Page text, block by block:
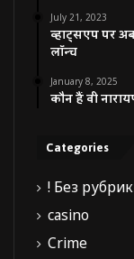
July 21, 2023
व्हाट्सएप पर
लॉन्च
January 8, 2025
कौन हैं वी
Categories
! Без
casino
Crime